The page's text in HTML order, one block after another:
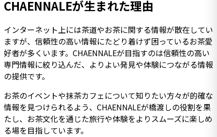
CHAENNALEが生まれた理由
インターネット上には茶道やお茶に関する情報が散在してい
ますが、信頼性の高い情報にたどり着けず困っているお茶愛
好者が多くいます。CHAENNALEが目指すのは信頼性の高い
専門情報に絞り込んだ、よりよい発見や体験につながる情報
の提供です。
お茶のイベントや抹茶カフェについて知りたい方々が的確な
情報を見つけられるよう、CHAENNALEが橋渡しの役割を果
たし、お茶文化を通じた旅行や体験をよりスムーズに楽しめ
る場を目指しています。